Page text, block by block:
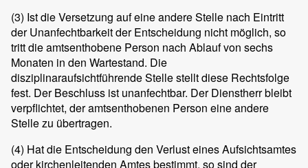
(3) Ist die Versetzung auf eine andere Stelle nach Eintritt
der Unanfechtbarkeit der Entscheidung nicht möglich, so
tritt die amtsenthobene Person nach Ablauf von sechs
Monaten in den Wartestand. Die
disziplinaraufsichtführende Stelle stellt diese Rechtsfolge
fest. Der Beschluss ist unanfechtbar. Der Dienstherr bleibt
verpflichtet, der amtsenthobenen Person eine andere
Stelle zu übertragen.
(4) Hat die Entscheidung den Verlust eines Aufsichtsamtes
oder kirchenleitenden Amtes bestimmt, so sind der